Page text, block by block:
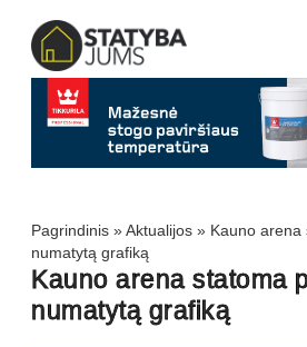
Pagrindinis »Aktualijos » Kauno arena
numatytą grafiką
Kauno arena statoma
numatytą grafiką